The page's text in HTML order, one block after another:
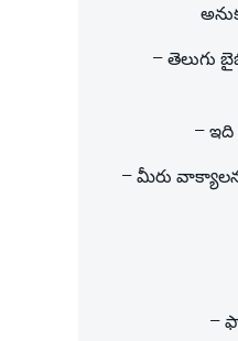
– తెలుగు
–
– మీరు
–